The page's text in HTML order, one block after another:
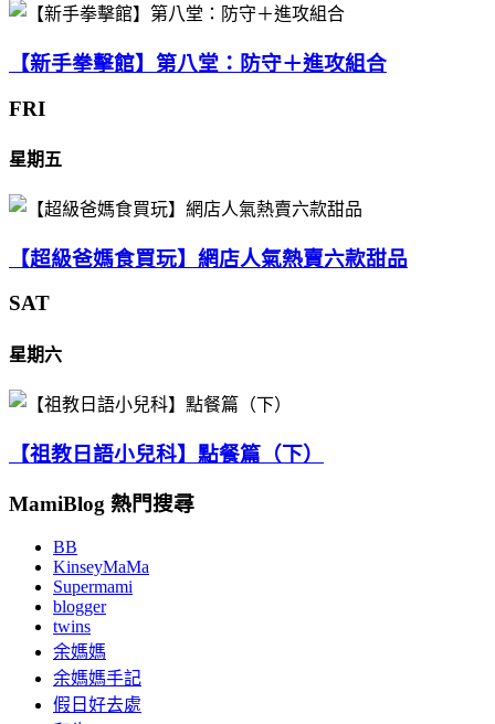
【新手拳擊館】第八堂：防守＋進攻組合
FRI
星期五
【超級爸媽食買玩】網店人氣熱賣六款甜品
SAT
星期六
【祖教日語小兒科】點餐篇（下）
MamiBlog 熱門搜尋
BB
KinseyMaMa
Supermami
blogger
twins
余媽媽
余媽媽手記
假日好去處